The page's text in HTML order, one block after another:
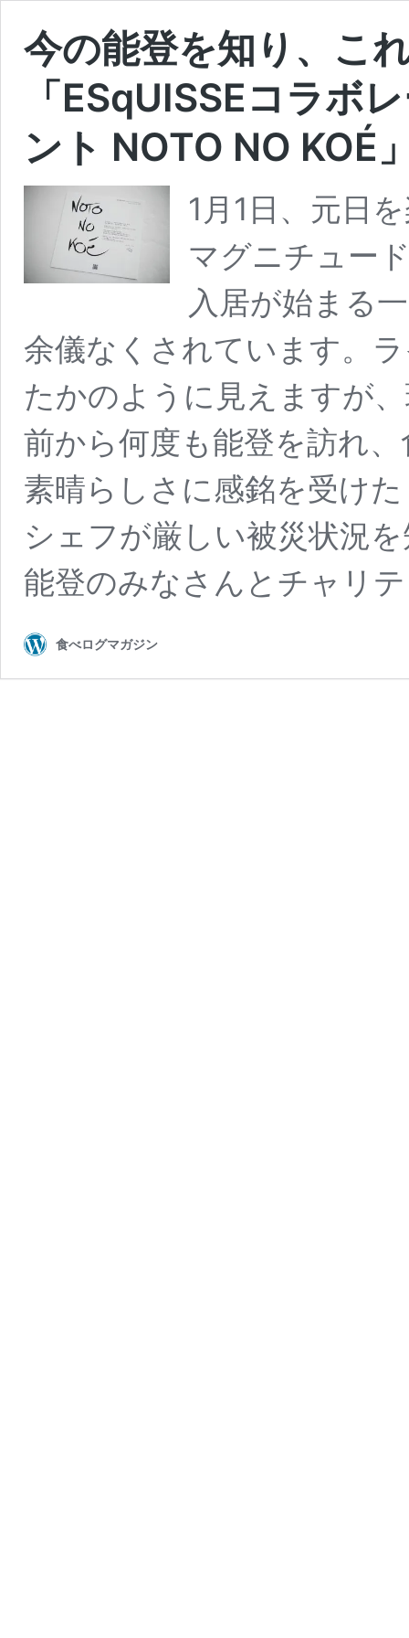
今の能登を知り、こ
「ESqUISSEコラボ
ント NOTO NO KOÉ
1月1日、元日
マグニチュー
入居が始まる
余儀なくされています。
たかのように見えますが
前から何度も能登を訪れ
素晴らしさに感銘を受け
シェフが厳しい被災状況
能登のみなさんとチャリ
食べログマガジン